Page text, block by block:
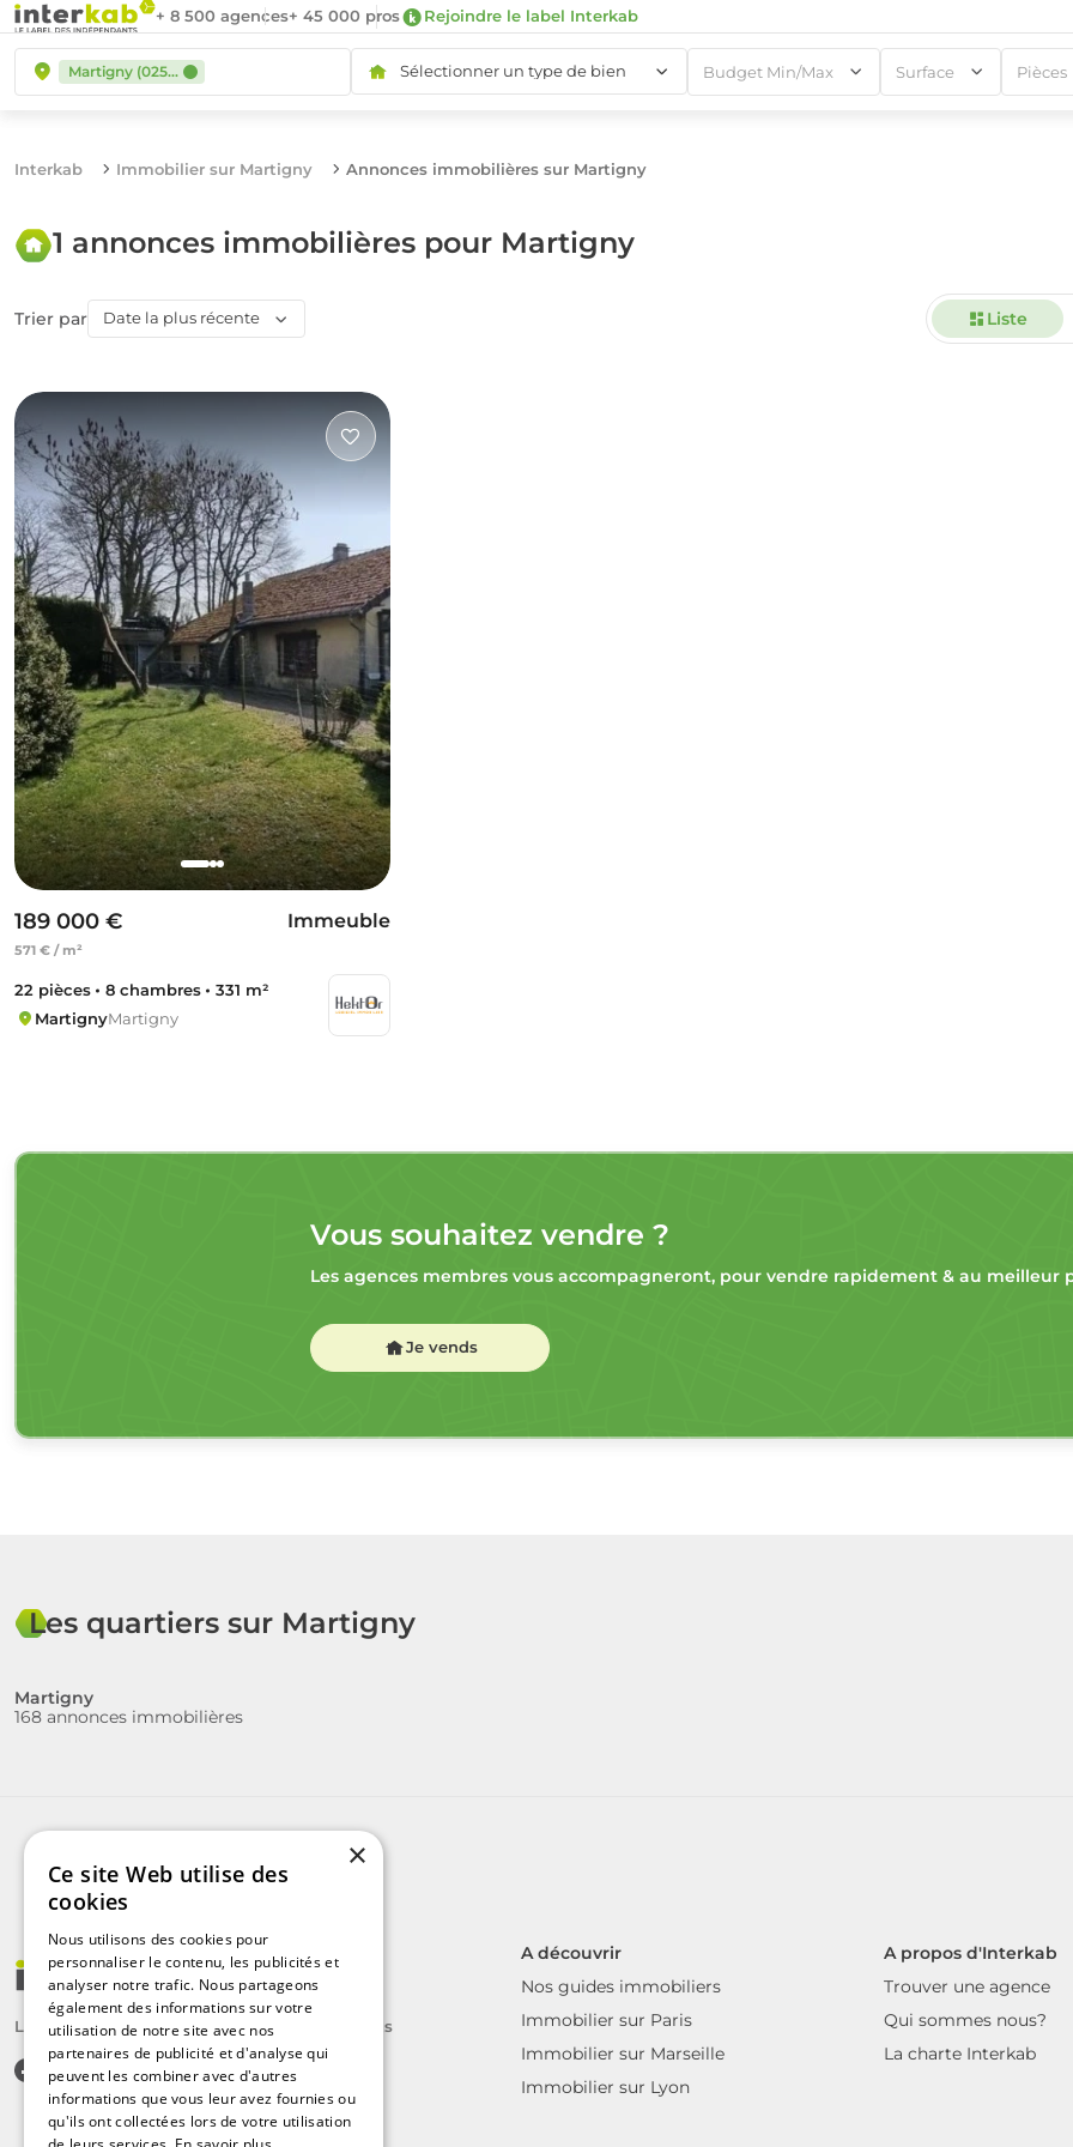
+ 8 500 agences+ 45 000 pros Rejoindre le label Interkab
Martigny (02500) Sélectionner un type de bien Budget Min/Max Surface Pièces
Interkab Immobilier sur Martigny Annonces immobilières sur Martigny
1 annonces immobilières pour Martigny
Trier par Date la plus récente Liste
189 000 €
571 € / m²
Immeuble
22 pièces 8 chambres
331 m²
MartignyMartigny
Vous souhaitez vendre ?
Les agences membres vous accompagneront, pour vendre rapidement & au meilleur
Je vends
Les quartiers sur Martigny
Martigny
168 annonces immobilières
Le label des agents immobiliers indépendants
A découvrir
Nos guides immobiliers
Immobilier sur Paris
Immobilier sur Marseille
Immobilier sur Lyon
A propos d'Interkab
Trouver une agence
Qui sommes nous?
La charte Interkab
×
Ce site Web utilise des
cookies
Nous utilisons des cookies pour
personnaliser le contenu, les publicités et
analyser notre trafic. Nous partageons
également des informations sur votre
utilisation de notre site avec nos
partenaires de publicité et d'analyse qui
peuvent les combiner avec d'autres
informations que vous leur avez fournies ou
qu'ils ont collectées lors de votre utilisation